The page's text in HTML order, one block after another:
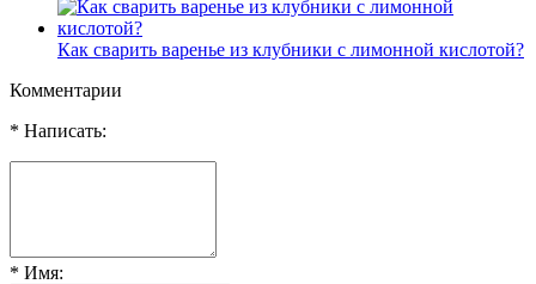
Как сварить варенье из клубники с лимонной кислотой?
Комментарии
* Написать:
* Имя: